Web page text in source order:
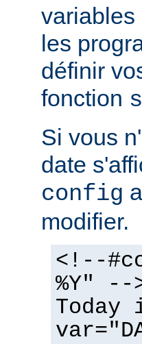
variables
les
définir
fonction
Si vous
date
config
modifier.
<!--
%Y" --
Today